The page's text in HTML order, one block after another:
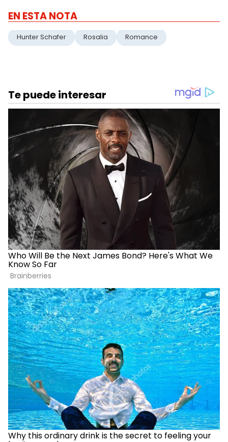
EN ESTA NOTA
Hunter Schafer Rosalia Romance